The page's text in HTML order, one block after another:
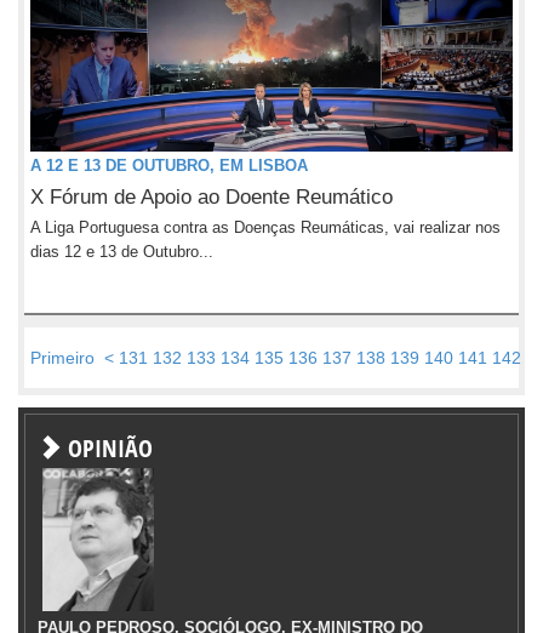
A 12 E 13 DE OUTUBRO, EM LISBOA
X Fórum de Apoio ao Doente Reumático
A Liga Portuguesa contra as Doenças Reumáticas, vai realizar nos
dias 12 e 13 de Outubro...
Primeiro < 131 132 133 134 135 136 137 138 139 140 141 142
OPINIÃO
PAULO PEDROSO, SOCIÓLOGO, EX-MINISTRO DO